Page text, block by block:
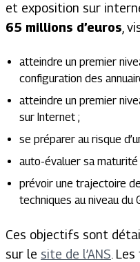
et exposition sur
65 millions d’euros ,
atteindre un premier
configuration des
atteindre un premier
sur Internet ;
se préparer au risque
auto-évaluer sa
prévoir une trajectoire
techniques au niveau du
Ces objectifs sont
sur le site de l’ANS.